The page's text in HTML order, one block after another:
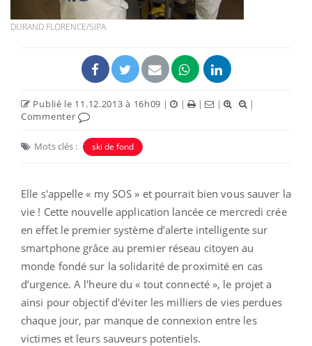
DURAND FLORENCE/SIPA
Publié le 11.12.2013 à 16h09 | | | |
|
Commenter
Mots clés : ski de fond
Elle s'appelle « my SOS » et pourrait bien vous sauver la
vie ! Cette nouvelle application lancée ce mercredi crée
en effet le premier système d’alerte intelligente sur
smartphone grâce au premier réseau citoyen au
monde fondé sur la solidarité de proximité en cas
d’urgence. A l'heure du « tout connecté », le projet a
ainsi pour objectif d'éviter les milliers de vies perdues
chaque jour, par manque de connexion entre les
victimes et leurs sauveurs potentiels.